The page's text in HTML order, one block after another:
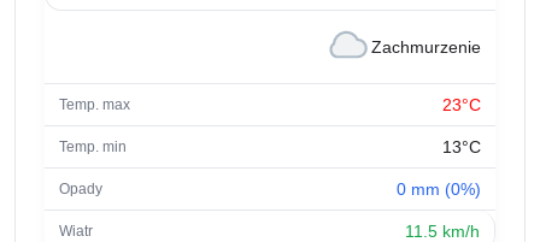
Zachmurzenie
23°C
13°C
0 mm (0%)
11.5 km/h